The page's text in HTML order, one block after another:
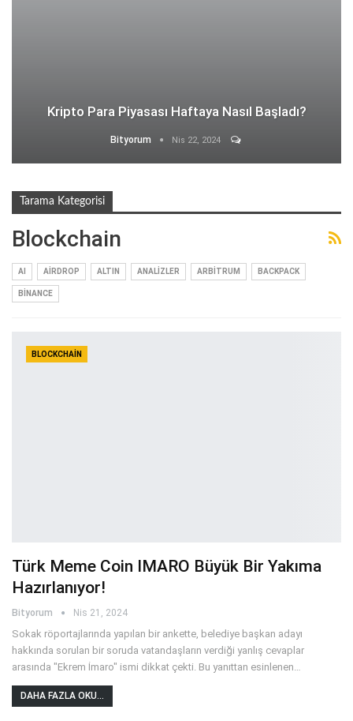
Kripto Para Piyasası Haftaya Nasıl Başladı?
Bityorum Nis 22, 2024
Tarama Kategorisi
Blockchain
AI AIRDROP ALTIN ANALIZLER ARBITRUM BACKPACK
BINANCE
BLOCKCHAIN
Türk Meme Coin IMARO Büyük Bir Yakıma
Hazırlanıyor!
Bityorum Nis 21, 2024
Sokak röportajlarında yapılan bir ankette, belediye başkan adayı
hakkında sorulan bir soruda vatandaşların verdiği yanlış cevaplar
arasında "Ekrem İmaro" ismi dikkat çekti. Bu yanıttan esinlenen…
DAHA FAZLA OKU...